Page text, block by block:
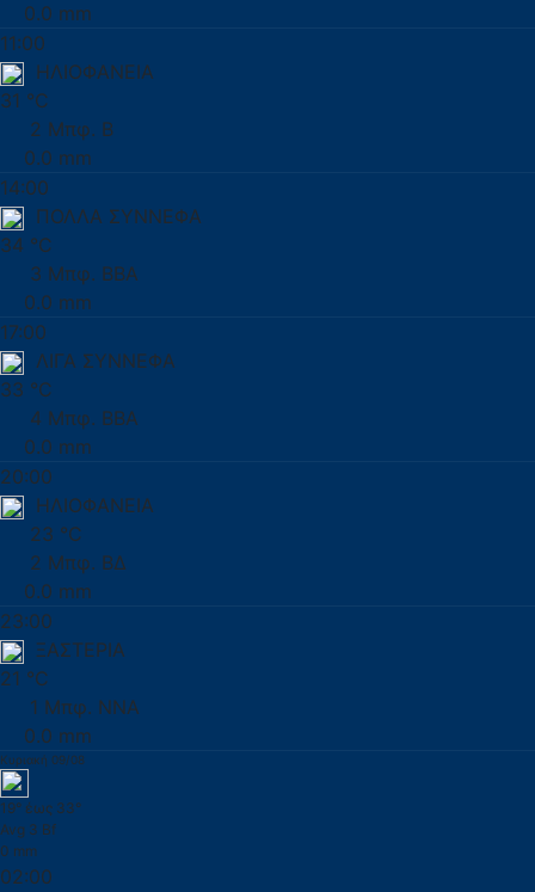
0.0 mm
11:00
ΗΛΙΟΦΑΝΕΙΑ
31 °C
2 Μπφ. Β
0.0 mm
14:00
ΠΟΛΛΑ ΣΥΝΝΕΦΑ
34 °C
3 Μπφ. ΒΒΑ
0.0 mm
17:00
ΛΙΓΑ ΣΥΝΝΕΦΑ
33 °C
4 Μπφ. ΒΒΑ
0.0 mm
20:00
ΗΛΙΟΦΑΝΕΙΑ
23 °C
2 Μπφ. ΒΔ
0.0 mm
23:00
ΞΑΣΤΕΡΙΑ
21 °C
1 Μπφ. ΝΝΑ
0.0 mm
Κυριακή 09/08
19° έως 33°
Avg 3 Bf
0 mm
02:00